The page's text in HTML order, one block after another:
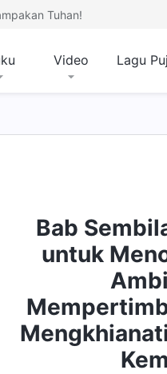
Tuhan!
Video Lagu
Bab
untuk